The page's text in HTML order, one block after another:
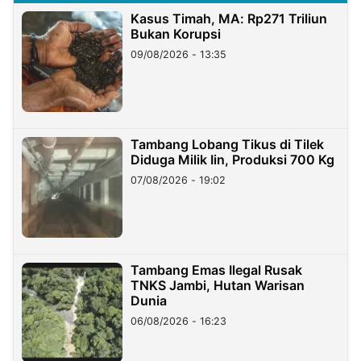
Kasus Timah, MA: Rp271 Triliun
Bukan Korupsi
09/08/2026 - 13:35
Tambang Lobang Tikus di Tilek
Diduga Milik Iin, Produksi 700 Kg
07/08/2026 - 19:02
Tambang Emas Ilegal Rusak
TNKS Jambi, Hutan Warisan
Dunia
06/08/2026 - 16:23